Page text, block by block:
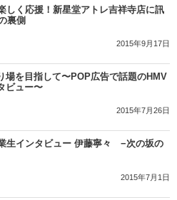
しく応援！新星堂アトレ吉祥寺店に訊
裏側
2015年9月17日
場を目指して〜POP広告で話題のHMV
ビュー〜
2015年7月26日
生インタビュー 伊藤寧々 −次の坂の
2015年7月1日